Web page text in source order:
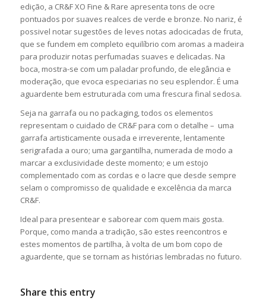
edição, a CR&F XO Fine & Rare apresenta tons de ocre
pontuados por suaves realces de verde e bronze. No nariz, é
possivel notar sugestões de leves notas adocicadas de fruta,
que se fundem em completo equilíbrio com aromas a madeira
para produzir notas perfumadas suaves e delicadas. Na
boca, mostra-se com um paladar profundo, de elegância e
moderação, que evoca especiarias no seu esplendor. É uma
aguardente bem estruturada com uma frescura final sedosa.
Seja na garrafa ou no packaging, todos os elementos
representam o cuidado de CR&F para com o detalhe – uma
garrafa artisticamente ousada e irreverente, lentamente
serigrafada a ouro; uma gargantilha, numerada de modo a
marcar a exclusividade deste momento; e um estojo
complementado com as cordas e o lacre que desde sempre
selam o compromisso de qualidade e excelência da marca
CR&F.
Ideal para presentear e saborear com quem mais gosta.
Porque, como manda a tradição, são estes reencontros e
estes momentos de partilha, à volta de um bom copo de
aguardente, que se tornam as histórias lembradas no futuro.
Share this entry